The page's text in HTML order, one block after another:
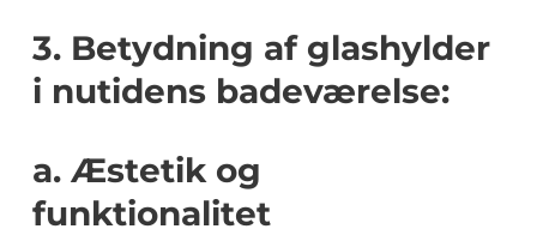
3. Betydning af glashylder
i nutidens badeværelse:
a. Æstetik og
funktionalitet